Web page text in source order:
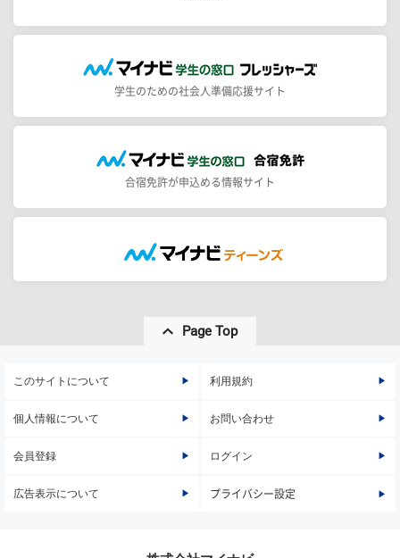
学生のための社会人準備応援サイト
合宿免許が申込める情報サイト
Page Top
このサイトについて 利用規約
個人情報について お問い合わせ
会員登録 ログイン
広告表示について プライバシー設定